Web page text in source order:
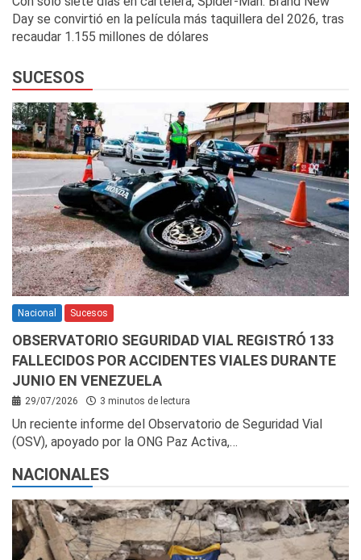
Day se convirtió en la película más taquillera del 2026, tras
recaudar 1.155 millones de dólares
SUCESOS
Nacional Sucesos
OBSERVATORIO SEGURIDAD VIAL REGISTRÓ 133
FALLECIDOS POR ACCIDENTES VIALES DURANTE
JUNIO EN VENEZUELA
29/07/2026 3 minutos de lectura
Un reciente informe del Observatorio de Seguridad Vial
(OSV), apoyado por la ONG Paz Activa,…
NACIONALES